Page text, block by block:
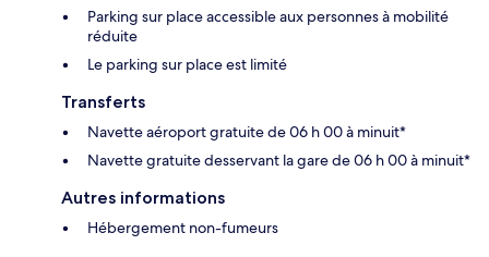
Parking sur place accessible aux personnes à mobilité
réduite
Le parking sur place est limité
Transferts
Navette aéroport gratuite de 06 h 00 à minuit*
Navette gratuite desservant la gare de 06 h 00 à minuit*
Autres informations
Hébergement non-fumeurs